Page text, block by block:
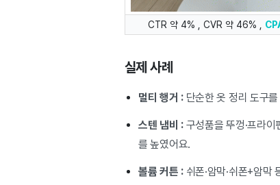
CTR 약 4% , CVR 약 46% ,
실제 사례
멀티 행거 : 단순한 옷 정리 도구
스텐 냄비 : 구성품을 뚜껑·프라
를 높였어요.
볼륨 커튼 : 쉬폰·암막·쉬폰+암